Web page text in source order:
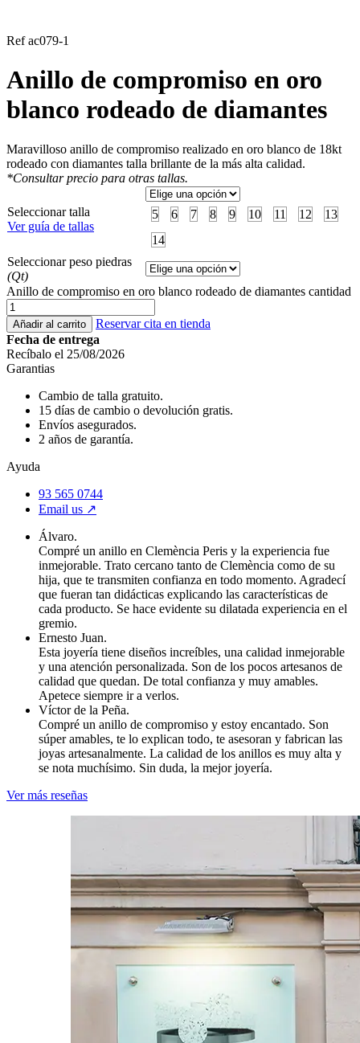
Ref ac079-1
Anillo de compromiso en oro
blanco rodeado de diamantes
Maravilloso anillo de compromiso realizado en oro blanco de 18kt
rodeado con diamantes talla brillante de la más alta calidad.
*Consultar precio para otras tallas.
Seleccionar talla
Ver guía de tallas
5 6 7 8 9 10 11 12
13
14
Seleccionar peso piedras
(Qt)
Anillo de compromiso en oro blanco rodeado de diamantes cantidad
Añadir al carrito
Reservar cita en tienda
Fecha de entrega
Recíbalo el 25/08/2026
Garantias
Cambio de talla gratuito.
15 días de cambio o devolución gratis.
Envíos asegurados.
2 años de garantía.
Ayuda
93 565 0744
Email us ↗︎
Álvaro.
Compré un anillo en Clemència Peris y la experiencia fue
inmejorable. Trato cercano tanto de Clemència como de su
hija, que te transmiten confianza en todo momento. Agradecí
que fueran tan didácticas explicando las características de
cada producto. Se hace evidente su dilatada experiencia en el
gremio.
Ernesto Juan.
Esta joyería tiene diseños increíbles, una calidad inmejorable
y una atención personalizada. Son de los pocos artesanos de
calidad que quedan. De total confianza y muy amables.
Apetece siempre ir a verlos.
Víctor de la Peña.
Compré un anillo de compromiso y estoy encantado. Son
súper amables, te lo explican todo, te asesoran y fabrican las
joyas artesanalmente. La calidad de los anillos es muy alta y
se nota muchísimo. Sin duda, la mejor joyería.
Ver más reseñas